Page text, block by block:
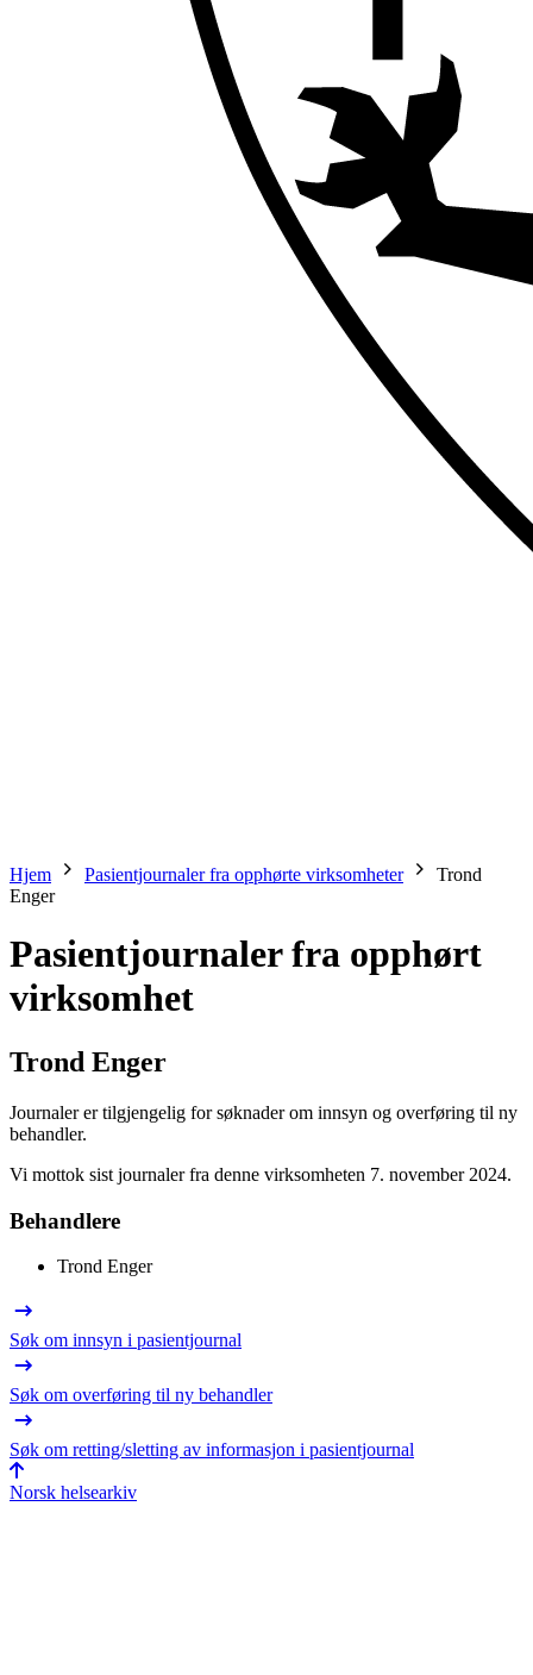
Hjem Pasientjournaler fra opphørte virksomheter
Trond
Enger
Pasientjournaler fra opphørt
virksomhet
Trond Enger
Journaler er tilgjengelig for søknader om innsyn og overføring til ny
behandler.
Vi mottok sist journaler fra denne virksomheten 7. november 2024.
Behandlere
Trond Enger
Søk om innsyn i pasientjournal
Søk om overføring til ny behandler
Søk om retting/sletting av informasjon i pasientjournal
Norsk helsearkiv